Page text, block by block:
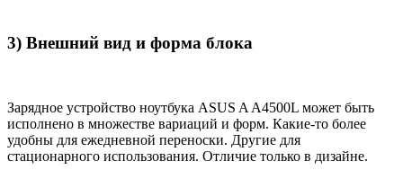
3) Внешний вид и форма блока
Зарядное устройство ноутбука ASUS A A4500L может быть
исполнено в множестве вариаций и форм. Какие-то более
удобны для ежедневной переноски. Другие для
стационарного использования. Отличие только в дизайне.